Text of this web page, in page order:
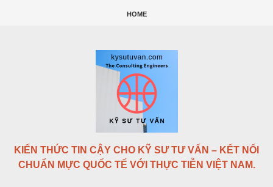
HOME
KIẾN THỨC TIN CẬY CHO KỸ SƯ TƯ VẤN – KẾT NỐI
CHUẨN MỰC QUỐC TẾ VỚI THỰC TIỄN VIỆT NAM.